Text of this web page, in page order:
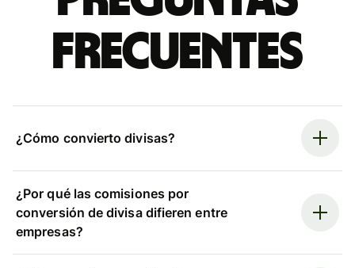
frecuentes
¿Cómo convierto divisas?
¿Por qué las comisiones por
conversión de divisa difieren entre
empresas?